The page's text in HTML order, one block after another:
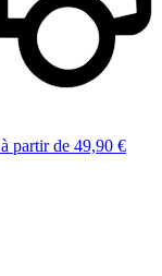
à partir de 49,90 €